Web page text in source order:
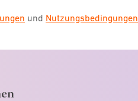
und Nutzungsbedingungen